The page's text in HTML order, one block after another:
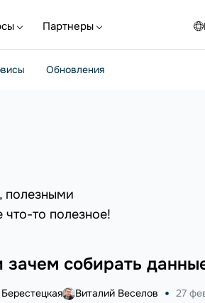
Партнеры
Обновления
полезными
что-то полезное!
зачем собирать
Виталий Веселов 27